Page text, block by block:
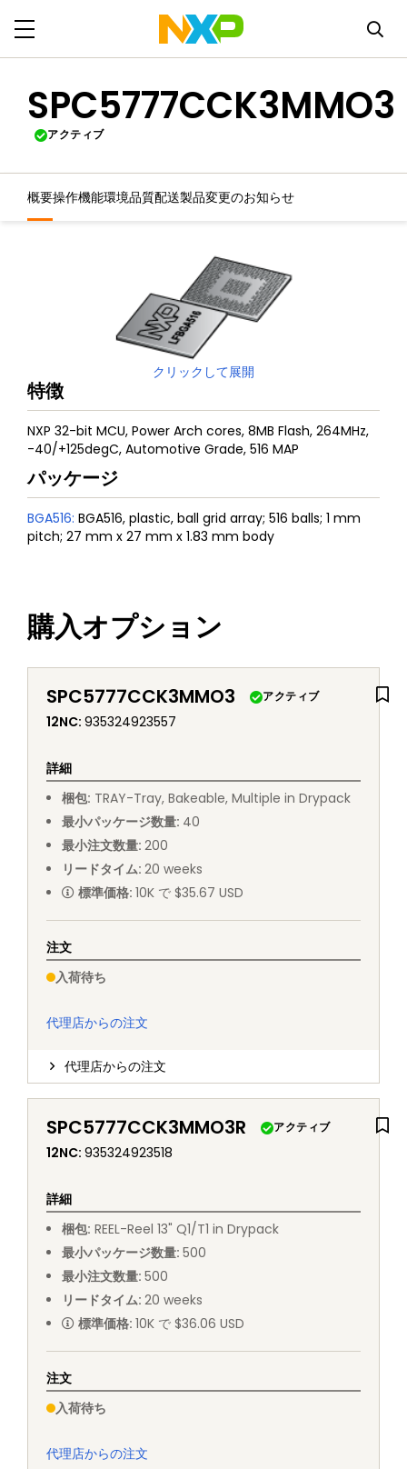
SPC5777CCK3MMO3
アクティブ
概要操作機能環境品質配送製品変更のお知らせ
クリックして展開
特徴
NXP 32-bit MCU, Power Arch cores, 8MB Flash, 264MHz,
-40/+125degC, Automotive Grade, 516 MAP
パッケージ
BGA516: BGA516, plastic, ball grid array; 516 balls; 1 mm
pitch; 27 mm x 27 mm x 1.83 mm body
購入オプション
SPC5777CCK3MMO3 アクティブ
12NC: 935324923557
詳細
梱包: TRAY-Tray, Bakeable, Multiple in Drypack
最小パッケージ数量: 40
最小注文数量: 200
リードタイム: 20 weeks
標準価格: 10K で $35.67 USD
注文
入荷待ち
代理店からの注文
代理店からの注文
SPC5777CCK3MMO3R アクティブ
12NC: 935324923518
詳細
梱包: REEL-Reel 13" Q1/T1 in Drypack
最小パッケージ数量: 500
最小注文数量: 500
リードタイム: 20 weeks
標準価格: 10K で $36.06 USD
注文
入荷待ち
代理店からの注文